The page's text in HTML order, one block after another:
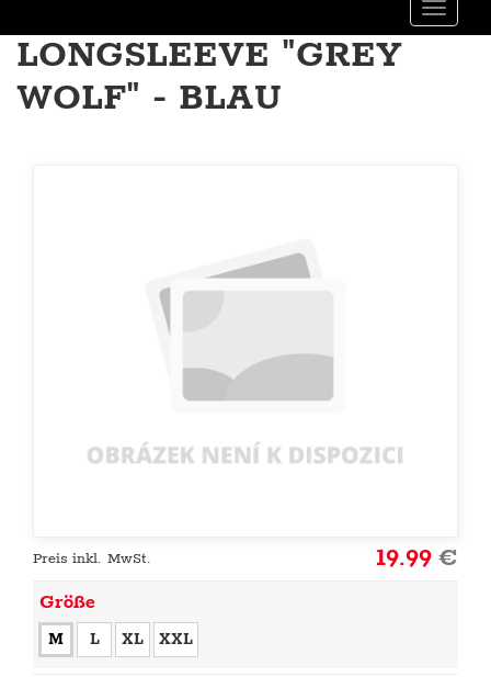
Toggle
LONGSLEEVE "GREY
WOLF" - BLAU
Preis inkl. MwSt. 19.99€
Größe
M L XL XXL